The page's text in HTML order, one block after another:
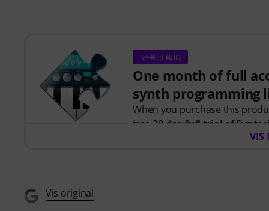
SÆRTILBUD
One month of full
synth programming
When you purchase this
free 30-day full trial of
VIS
Vis original